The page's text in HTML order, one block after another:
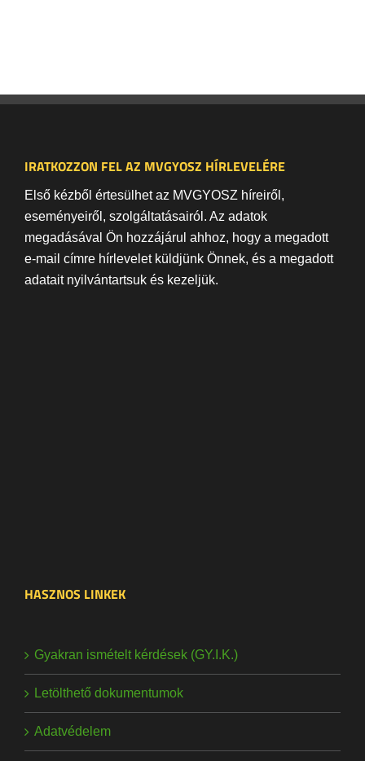
IRATKOZZON FEL AZ MVGYOSZ HÍRLEVELÉRE
Első kézből értesülhet az MVGYOSZ híreiről,
eseményeiről, szolgáltatásairól. Az adatok
megadásával Ön hozzájárul ahhoz, hogy a megadott
e-mail címre hírlevelet küldjünk Önnek, és a megadott
adatait nyilvántartsuk és kezeljük.
HASZNOS LINKEK
Gyakran ismételt kérdések (GY.I.K.)
Letölthető dokumentumok
Adatvédelem